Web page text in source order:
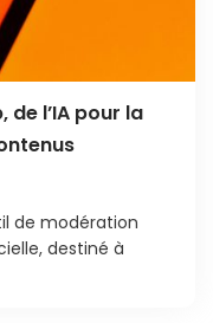
de l’IA pour la
de modération
destiné à